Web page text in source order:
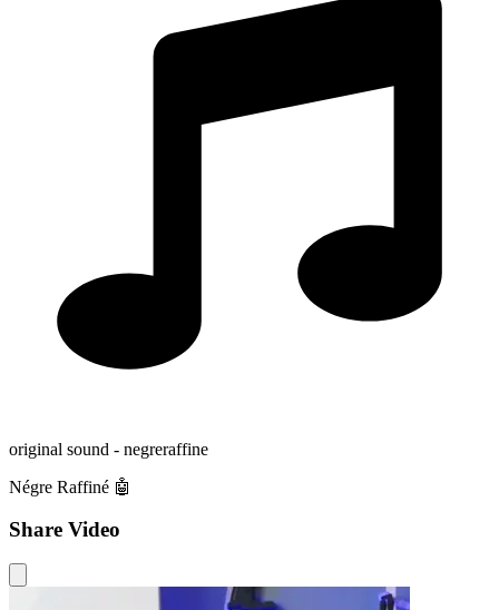
original sound - negreraffine
Négre Raffiné 🤖
Share Video